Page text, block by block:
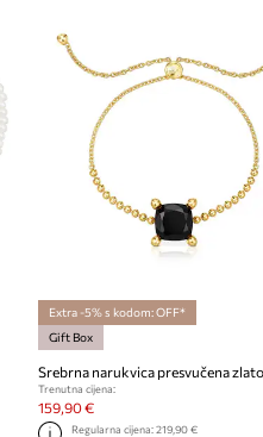
Extra -5% s kodom: OFF*
Gift Box
Trenutna cijena:
159,90 €
Regularna cijena: 219,90 €